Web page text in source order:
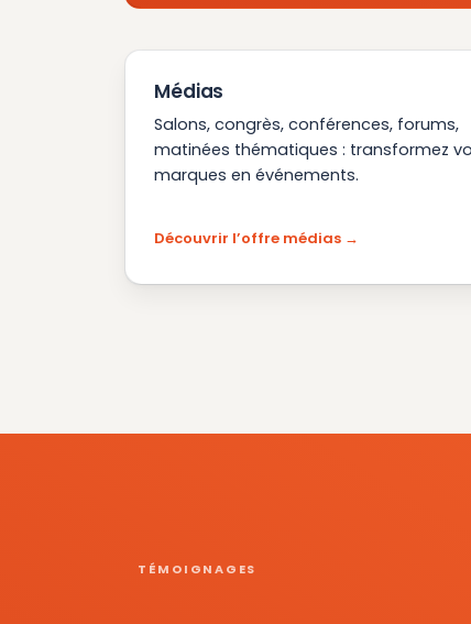
Médias
Salons, congrès, conférences, forums,
matinées thématiques : transformez
marques en événements.
Découvrir l’offre médias
TÉMOIGNAGES